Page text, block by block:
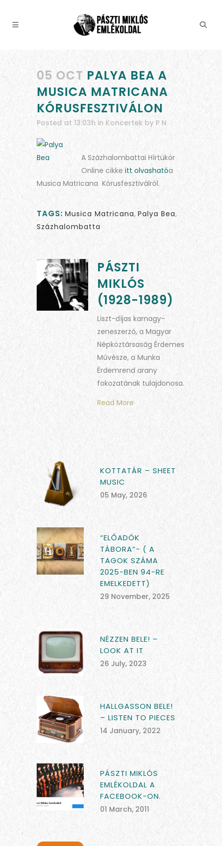
05 OCT PALYA BEA A
MUSICA MATRICANA
KÓRUSFESZTIVÁLON
Posted at 13:03h in Koncertek by P N
A Százhalombattai Hírtükör
Online cikke itt olvashatóa
Musica Matricana Kórusfesztiválról.
TAGS: Musica Matricana, Palya Bea,
Százhalombatta
PÁSZTI
MIKLÓS
(1928-1989)
Liszt-díjas karnagy-
zeneszerző, a Magyar
Népköztársaság Érdemes
Művésze, a Munka
Érdemrend arany
fokozatának tulajdonosa.
Read More
KOTTATÁR – SHEET
MUSIC
05 May, 2026
“ELŐADÓK
TÁBORA”- ( A
TAGOK SZÁMA
2025-BEN 94-RE
EMELKEDETT)
29 November, 2025
NÉZZEN BELE! –
LOOK AT IT
26 July, 2023
HALLGASSON BELE!
– LISTEN TO PIECES
14 January, 2022
PÁSZTI MIKLÓS
EMLÉKOLDAL A
FACEBOOK-ON.
01 March, 2011